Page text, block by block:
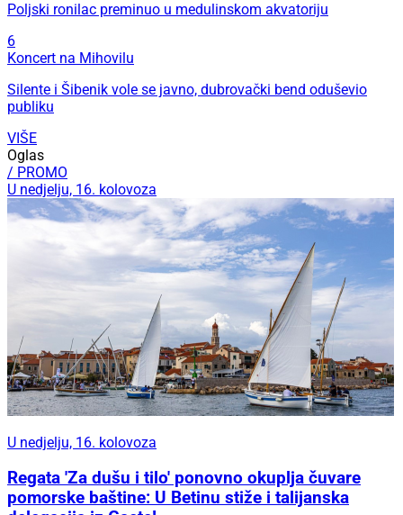
Poljski ronilac preminuo u medulinskom akvatoriju
6
Koncert na Mihovilu
Silente i Šibenik vole se javno, dubrovački bend oduševio
publiku
VIŠE
Oglas
/ PROMO
U nedjelju, 16. kolovoza
U nedjelju, 16. kolovoza
Regata 'Za dušu i tilo' ponovno okuplja čuvare
pomorske baštine: U Betinu stiže i talijanska